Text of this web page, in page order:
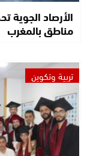
الأرصاد
مناطق بالمغرب
تربية وتكوين